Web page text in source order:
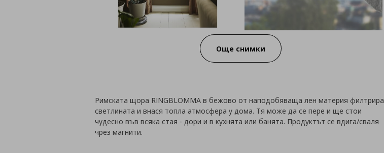
Още снимки
Римската щора RINGBLOMMA в бежово от наподобяваща лен материя филтрира
светлината и внася топла атмосфера у дома. Тя може да се пере и ще стои
чудесно във всяка стая - дори и в кухнята или банята. Продуктът се вдига/сваля
чрез магнити.